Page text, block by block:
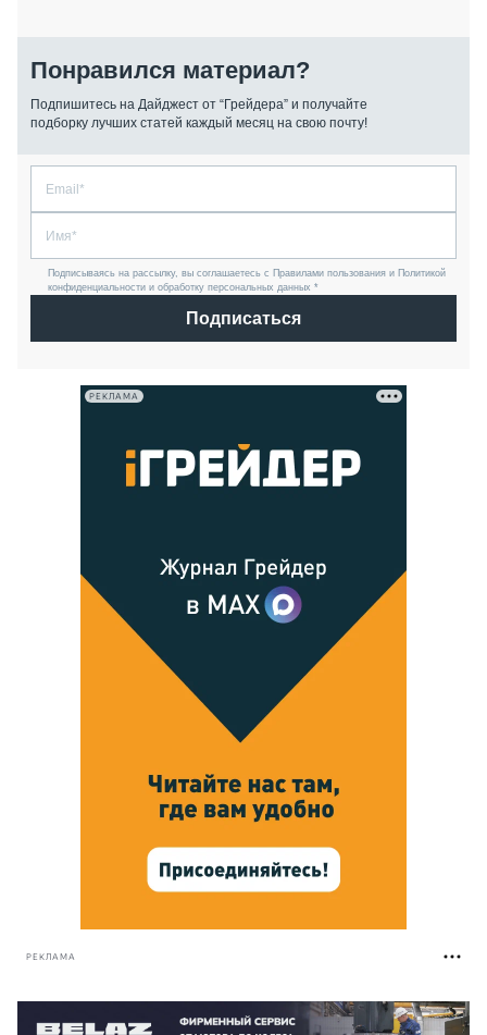
Понравился материал?
Подпишитесь на Дайджест от “Грейдера” и получайте
подборку лучших статей каждый месяц на свою почту!
Подписываясь на рассылку, вы соглашаетесь с Правилами пользования и Политикой
конфиденциальности и обработку персональных данных *
Подписаться
РЕКЛАМА
РЕКЛАМА